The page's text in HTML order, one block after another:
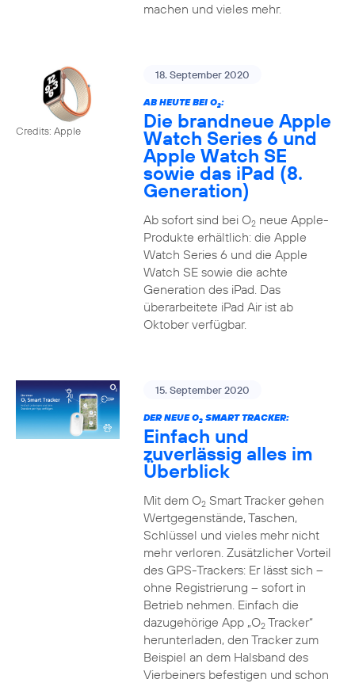
machen und vieles mehr.
Credits: Apple
18. September 2020
AB HEUTE BEI O2:
Die brandneue Apple
Watch Series 6 und
Apple Watch SE
sowie das iPad (8.
Generation)
Ab sofort sind bei O2neue Apple-
Produkte erhältlich: die Apple
Watch Series 6 und die Apple
Watch SE sowie die achte
Generation des iPad. Das
überarbeitete iPad Air ist ab
Oktober verfügbar.
15. September 2020
DER NEUE O2SMART TRACKER:
Einfach und
zuverlässig alles im
Überblick
Mit dem O2Smart Tracker gehen
Wertgegenstände, Taschen,
Schlüssel und vieles mehr nicht
mehr verloren. Zusätzlicher Vorteil
des GPS-Trackers: Er lässt sich –
ohne Registrierung – sofort in
Betrieb nehmen. Einfach die
dazugehörige App „O2Tracker“
herunterladen, den Tracker zum
Beispiel an dem Halsband des
Vierbeiners befestigen und schon